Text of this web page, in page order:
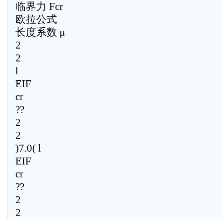
临界力 Fcr
欧拉公式
长度系数 μ
2
2
l
EIF
cr
??
2
2
)7.0( l
EIF
cr
??
2
2